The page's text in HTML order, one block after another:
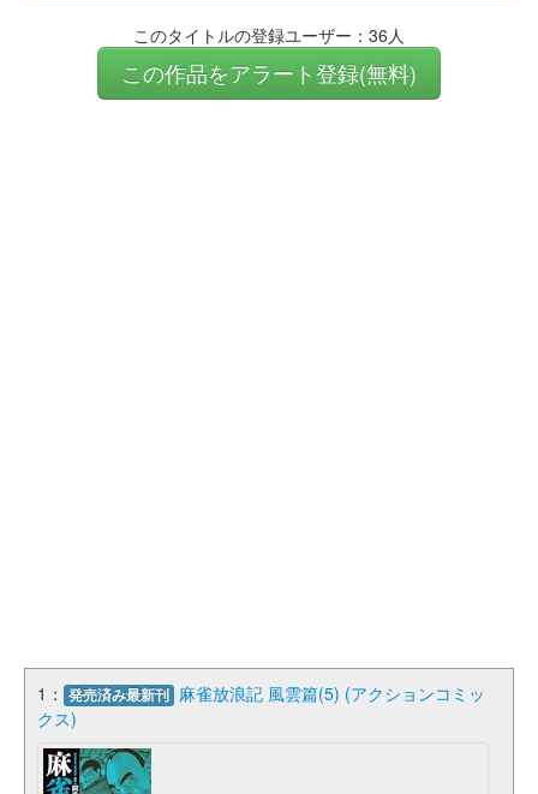
このタイトルの登録ユーザー：36人
この作品をアラート登録(無料)
1： 発売済み最新刊 麻雀放浪記 風雲篇(5) (アクションコミッ
クス)